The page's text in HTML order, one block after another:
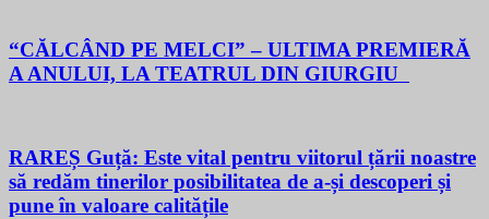
“CĂLCÂND PE MELCI” – ULTIMA PREMIERĂ
A ANULUI, LA TEATRUL DIN GIURGIU
RAREȘ Guță: Este vital pentru viitorul țării noastre
să redăm tinerilor posibilitatea de a-și descoperi și
pune în valoare calitățile